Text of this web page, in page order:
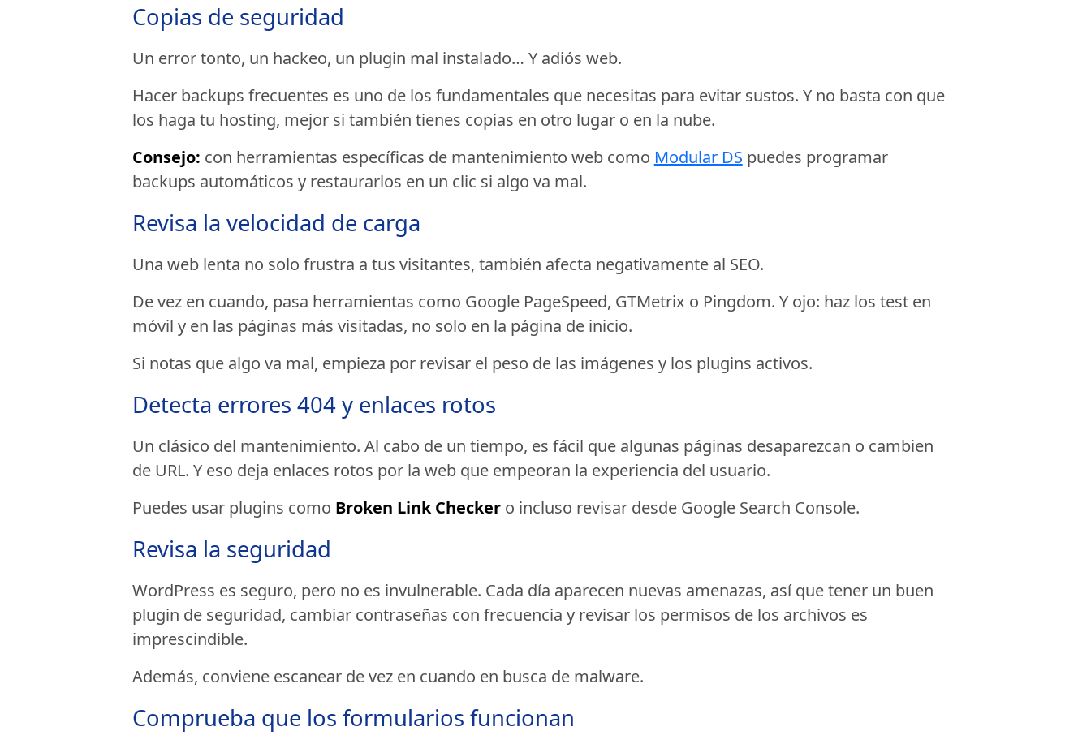
Copias de seguridad
Un error tonto, un hackeo, un plugin mal instalado… Y adiós web.
Hacer backups frecuentes es uno de los fundamentales que necesitas para evitar sustos. Y no basta con que
los haga tu hosting, mejor si también tienes copias en otro lugar o en la nube.
Consejo: con herramientas específicas de mantenimiento web como Modular DS puedes programar
backups automáticos y restaurarlos en un clic si algo va mal.
Revisa la velocidad de carga
Una web lenta no solo frustra a tus visitantes, también afecta negativamente al SEO.
De vez en cuando, pasa herramientas como Google PageSpeed, GTMetrix o Pingdom. Y ojo: haz los test en
móvil y en las páginas más visitadas, no solo en la página de inicio.
Si notas que algo va mal, empieza por revisar el peso de las imágenes y los plugins activos.
Detecta errores 404 y enlaces rotos
Un clásico del mantenimiento. Al cabo de un tiempo, es fácil que algunas páginas desaparezcan o cambien
de URL. Y eso deja enlaces rotos por la web que empeoran la experiencia del usuario.
Puedes usar plugins como Broken Link Checkero incluso revisar desde Google Search Console.
Revisa la seguridad
WordPress es seguro, pero no es invulnerable. Cada día aparecen nuevas amenazas, así que tener un buen
plugin de seguridad, cambiar contraseñas con frecuencia y revisar los permisos de los archivos es
imprescindible.
Además, conviene escanear de vez en cuando en busca de malware.
Comprueba que los formularios funcionan